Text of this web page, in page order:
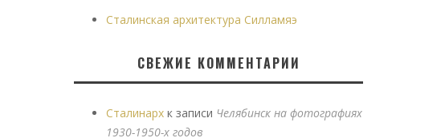
Сталинская архитектура Силламяэ
СВЕЖИЕ КОММЕНТАРИИ
Сталинарх к записи Челябинск на фотографиях
1930-1950-х годов